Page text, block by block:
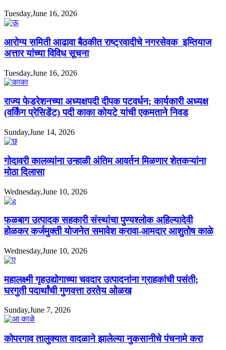
Tuesday,June 16, 2026
आरोग्य समिती आढावा बैठकीत राष्ट्रवादीचे नगरसेवक इम्तियाज
अत्तार यांच्या विविध सूचना
Tuesday,June 16, 2026
राज्य फेडरेशनच्या अध्यक्षपदी दीपक पटवर्धन; कार्यकारी अध्यक्ष
(वर्किंग प्रेसिडेंट) पदी काका कोयटे यांची एकमताने निवड
Sunday,June 14, 2026
गोदावरी कालव्यांना उन्हाळी अंतिम आवर्तन मिळणार शेतकऱ्यांना
मोठा दिलासा
Wednesday,June 10, 2026
फळबाग उत्पादक सहकारी संस्थांचा पुण्यश्लोक अहिल्यादेवी
होळकर कर्जमुक्ती योजनेत समावेश करावा-आमदार आशुतोष काळे
Wednesday,June 10, 2026
महालक्ष्मी गृहउद्योगाच्या चवदार उत्पादनांना ग्राहकांची पसंती;
घरगुती पदार्थांची गुणवत्ता ठरतेय ओळख
Sunday,June 7, 2026
कोपरगाव तालुक्यात वादळाने झालेल्या नुकसानीचे पंचनामे करा